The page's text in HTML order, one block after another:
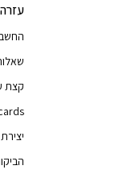
עזרה
קצת